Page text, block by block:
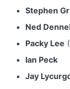
Stephen
Ned
Packy Lee
Ian Peck
Jay